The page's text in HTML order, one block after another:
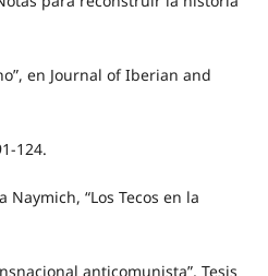
en Journal of Iberian and
124.
Naymich, “Los Tecos en la
anticomunista”, Tesis